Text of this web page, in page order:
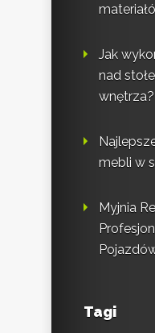
Jak
nad
wnętrza?
mebli w
Myjnia
Tagi